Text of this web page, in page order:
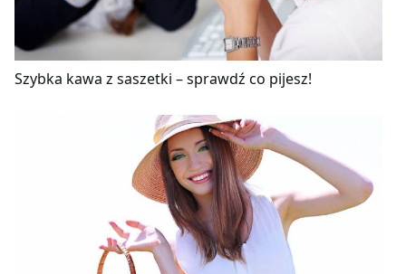
Szybka kawa z saszetki – sprawdź co pijesz!